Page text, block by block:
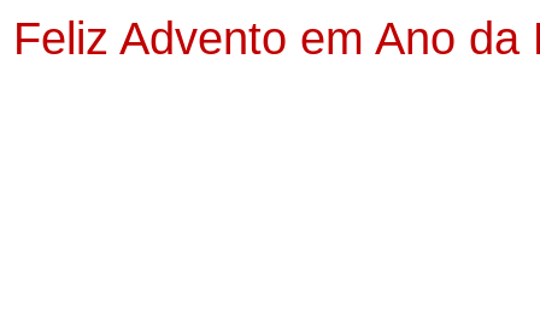
Feliz Advento em Ano da